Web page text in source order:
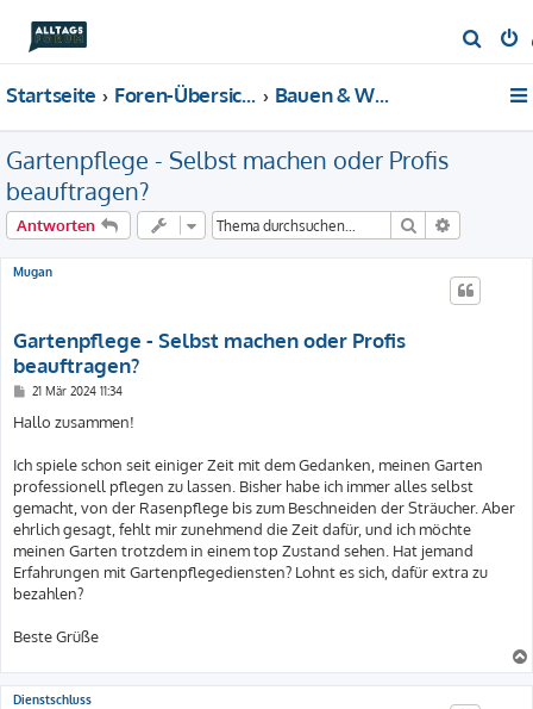
u
Startseite Foren-Übersicht Bauen & Wohnen
Gartenpflege - Selbst machen oder Profis
beauftragen?
Antworten Suche
Mugan
Gartenpflege - Selbst machen oder Profis
beauftragen?
B
i
t
a
g
21 Mär 2024 11:34
Hallo zusammen!
Ich spiele schon seit einiger Zeit mit dem Gedanken, meinen Garten
professionell pflegen zu lassen. Bisher habe ich immer alles selbst
gemacht, von der Rasenpflege bis zum Beschneiden der Sträucher. Aber
ehrlich gesagt, fehlt mir zunehmend die Zeit dafür, und ich möchte
meinen Garten trotzdem in einem top Zustand sehen. Hat jemand
Erfahrungen mit Gartenpflegediensten? Lohnt es sich, dafür extra zu
bezahlen?
Beste Grüße
Dienstschluss